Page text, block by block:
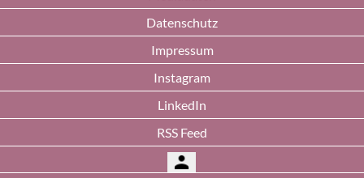
Datenschutz
Impressum
Instagram
LinkedIn
RSS Feed